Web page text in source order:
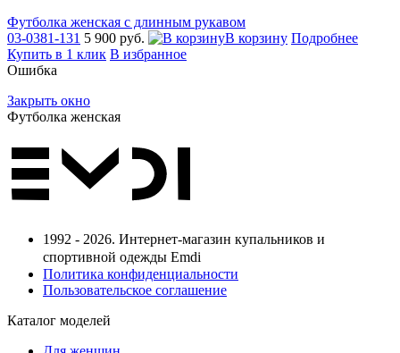
Футболка женская с длинным рукавом
03-0381-131 5 900 руб. В корзину Подробнее
Купить в 1 клик В избранное
Ошибка
Закрыть окно
Футболка женская
1992 - 2026. Интернет-магазин купальников и
спортивной одежды Emdi
Политика конфиденциальности
Пользовательское соглашение
Каталог моделей